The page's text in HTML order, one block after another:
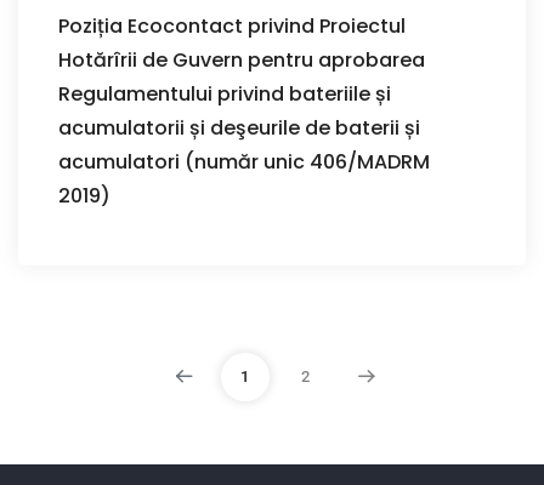
Poziția Ecocontact privind Proiectul
Hotărîrii de Guvern pentru aprobarea
Regulamentului privind bateriile și
acumulatorii și deşeurile de baterii și
acumulatori (număr unic 406/MADRM
2019)
1 2